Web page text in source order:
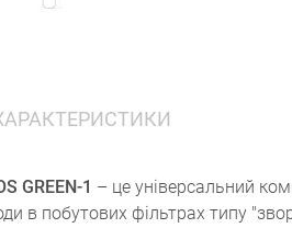
GREEN-1 – це універсальний
в побутових фільтрах типу